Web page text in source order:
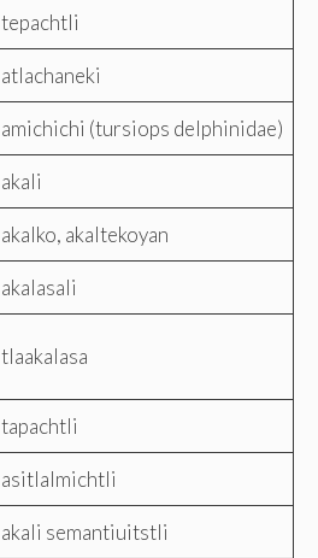
tepachtli
atlachaneki
amichichi (tursiops delphinidae)
akali
akalko, akaltekoyan
akalasali
tlaakalasa
tapachtli
asitlalmichtli
akali semantiuitstli